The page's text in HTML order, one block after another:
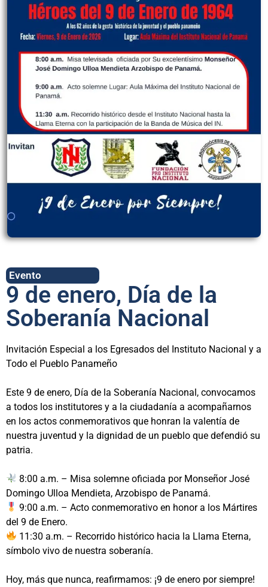
Evento
9 de enero, Día de la
Soberanía Nacional
Invitación Especial a los Egresados del Instituto Nacional y a
Todo el Pueblo Panameño
Este 9 de enero, Día de la Soberanía Nacional, convocamos
a todos los institutores y a la ciudadanía a acompañarnos
en los actos conmemorativos que honran la valentía de
nuestra juventud y la dignidad de un pueblo que defendió su
patria.
8:00 a.m. – Misa solemne oficiada por Monseñor José
Domingo Ulloa Mendieta, Arzobispo de Panamá.
9:00 a.m. – Acto conmemorativo en honor a los Mártires
del 9 de Enero.
11:30 a.m. – Recorrido histórico hacia la Llama Eterna,
símbolo vivo de nuestra soberanía.
Hoy, más que nunca, reafirmamos: ¡9 de enero por siempre!